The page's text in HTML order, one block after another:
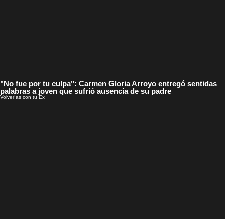
"No fue por tu culpa": Carmen Gloria Arroyo entregó sentidas
palabras a joven que sufrió ausencia de su padre
Volverías con tu Ex